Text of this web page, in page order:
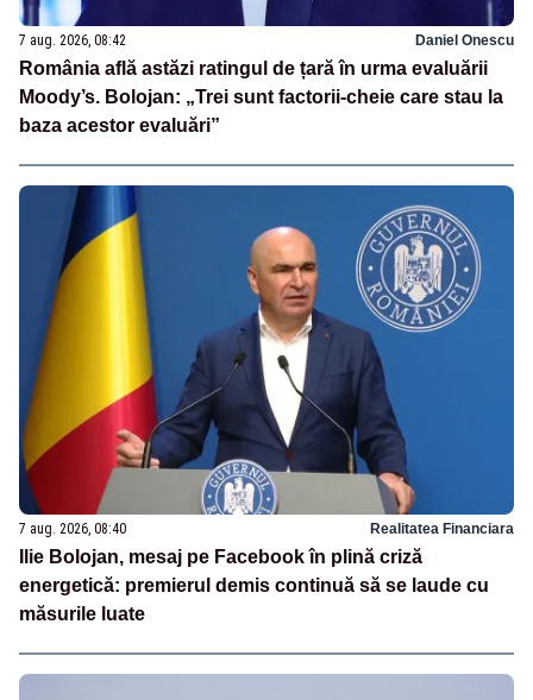
7 aug. 2026, 08:42 Daniel Onescu
România află astăzi ratingul de țară în urma evaluării
Moody’s. Bolojan: „Trei sunt factorii-cheie care stau la
baza acestor evaluări”
7 aug. 2026, 08:40 Realitatea Financiara
Ilie Bolojan, mesaj pe Facebook în plină criză
energetică: premierul demis continuă să se laude cu
măsurile luate